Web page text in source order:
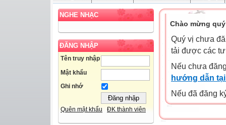
NGHE NHẠC
ĐĂNG NHẬP
Tên truy nhập
Mật khẩu
Ghi nhớ
Quên mật khẩu ĐK thành viên
Chào mừng
Quý vị chưa
tải được các
Nếu chưa
hướng dẫn
Nếu đã đăng